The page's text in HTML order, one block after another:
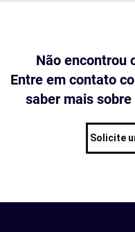
Não encontrou
Entre em contato
saber mais
Solicite